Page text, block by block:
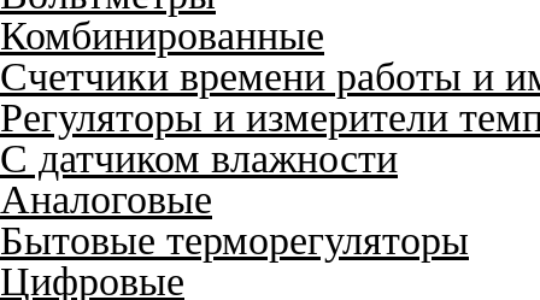
Комбинированные
Счетчики времени работы и
Регуляторы и измерители
С датчиком влажности
Аналоговые
Бытовые терморегуляторы
Цифровые